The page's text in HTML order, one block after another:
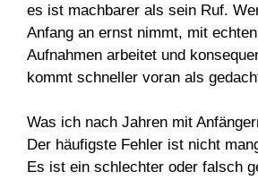
es ist machbarer als sein Ruf.
Anfang an ernst nimmt, mit
Aufnahmen arbeitet und
kommt schneller voran als
Was ich nach Jahren mit
Der häufigste Fehler ist nicht
Es ist ein schlechter oder falsch